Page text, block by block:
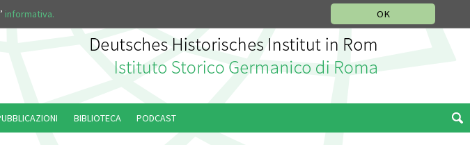
OK
informativa.
BIBLIOTECA PODCAST